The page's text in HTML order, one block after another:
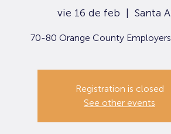
vie 16 de feb
  |
Santa
70-80 Orange County
Registration is closed
See other events